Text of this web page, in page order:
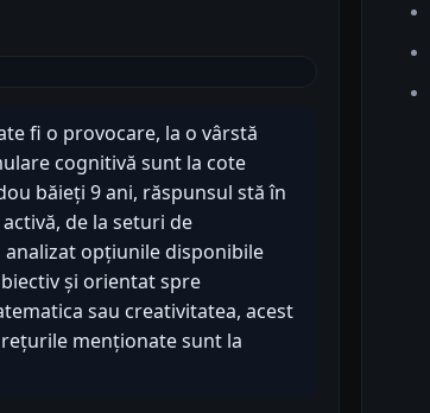
fi o provocare, la o vârstă
cognitivă sunt la cote
băieți 9 ani, răspunsul stă în
de la seturi de
opțiunile disponibile
și orientat spre
sau creativitatea, acest
menționate sunt la